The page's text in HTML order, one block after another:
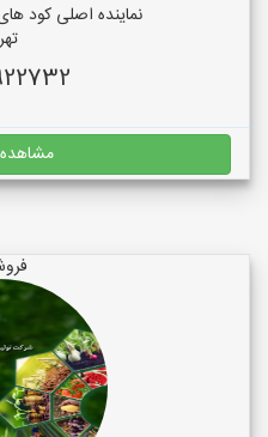
نماینده اصلی کود
مشاهده